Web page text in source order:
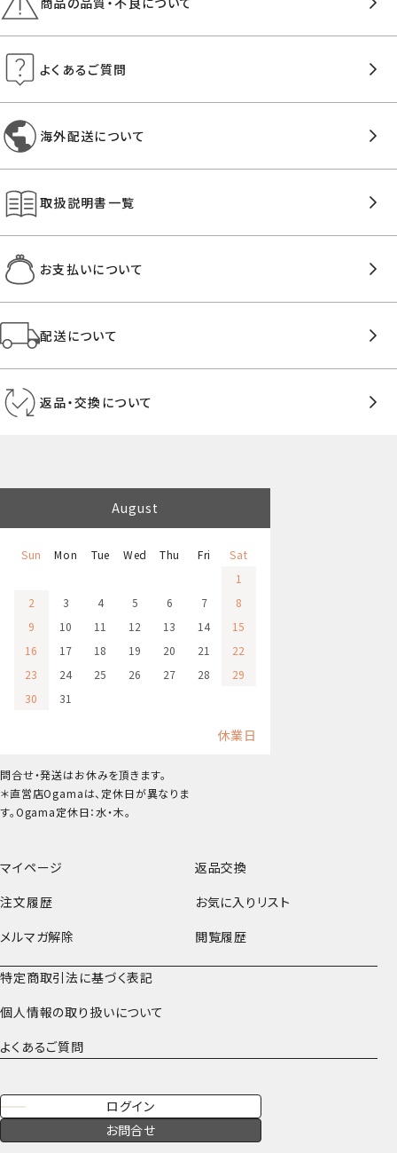
よくあるご質問
海外配送について
取扱説明書一覧
お支払いについて
配送について
返品・交換について
マイページ
返品交換
注文履歴
お気に入りリスト
メルマガ解除
閲覧履歴
特定商取引法に基づく表記
個人情報の取り扱いについて
よくあるご質問
ログイン
お問合せ
August
Sun Mon Tue Wed Thu Fri
Sat
1
2
3 4 5 6 7
8
9
10 11 12 13 14
15
16
17 18 19 20 21
22
23
24 25 26 27 28
29
30
31
休業日
問合せ・発送はお休みを頂きます。
＊直営店Ogamaは、定休日が異なりま
す。Ogama定休日：水・木。